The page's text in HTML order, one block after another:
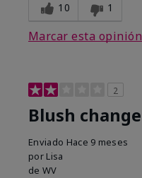
10 1
Marcar esta opinión
2
Blush change
Enviado Hace 9 meses
por Lisa
de WV